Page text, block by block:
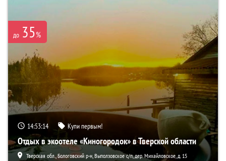
до 35%
14:53:13 Купи первым!
Отдых в экоотеле «Киногородок» в Тверской области
Тверская обл., Бологовский р-н, Выползовское с/п, дер. Михайловское, д. 15